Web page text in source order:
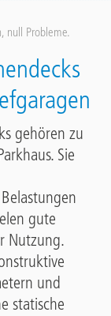
null Probleme.
gehören zu
Sie
gute
Nutzung.
und
statische